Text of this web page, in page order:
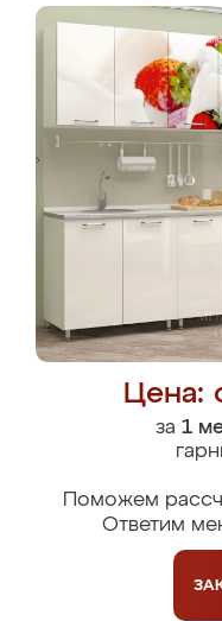
Цена:
за 1
Поможем
Ответим